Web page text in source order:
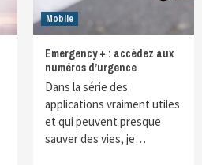
Mobile
Emergency + : accédez aux
numéros d’urgence
Dans la série des
applications vraiment utiles
et qui peuvent presque
sauver des vies, je…